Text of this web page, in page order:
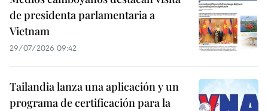
de presidenta parlamentaria a
Vietnam
29/07/2026 09:42
Tailandia lanza una aplicación y un
programa de certificación para la